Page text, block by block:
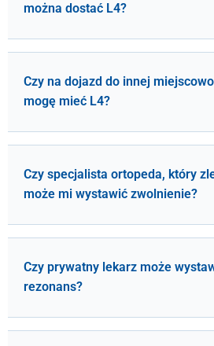
można dostać L4?
Czy na dojazd do innej
mogę mieć L4?
Czy specjalista ortopeda, który
może mi wystawić zwolnienie?
Czy prywatny lekarz może
rezonans?